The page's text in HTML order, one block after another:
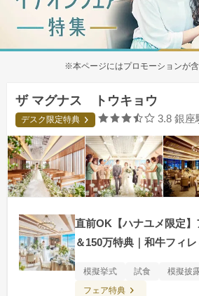
※本ページにはプロモーションが
ザ マグナス トウキョウ
デスク限定特典 口コミ
3.8 銀座
直前OK【ハナユメ限定】
＆150万特典｜和牛フィ
模擬挙式 試食 模擬披
フェア特典